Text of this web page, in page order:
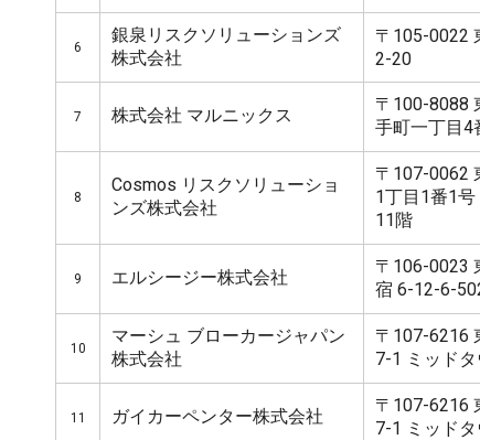
6
銀泉リスクソリューションズ
株式会社
〒105-0022
2-20
7 株式会社 マルニックス
〒100-8088
手町一丁目4
8
Cosmos リスクソリューショ
ンズ株式会社
〒107-0062
1丁目1番1
11階
9 エルシージー株式会社
〒106-0023
宿 6-12-6-
10
マーシュ ブローカージャパン
株式会社
〒107-6216
7-1 ミッド
11 ガイカーペンター株式会社
〒107-6216
7-1 ミッド